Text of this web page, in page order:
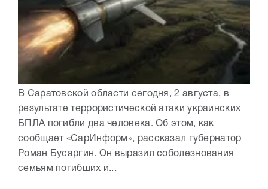
В Саратовской области сегодня, 2 августа, в
результате террористической атаки украинских
БПЛА погибли два человека. Об этом, как
сообщает «СарИнформ», рассказал губернатор
Роман Бусаргин. Он выразил соболезнования
семьям погибших и...